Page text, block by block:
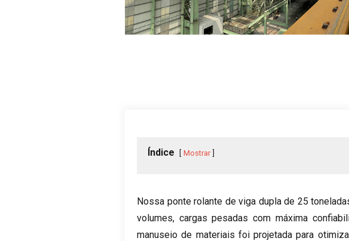
Índice Mostrar
Nossa ponte rolante de viga dupla de 25
volumes, cargas pesadas com máxima
manuseio de materiais foi projetada para